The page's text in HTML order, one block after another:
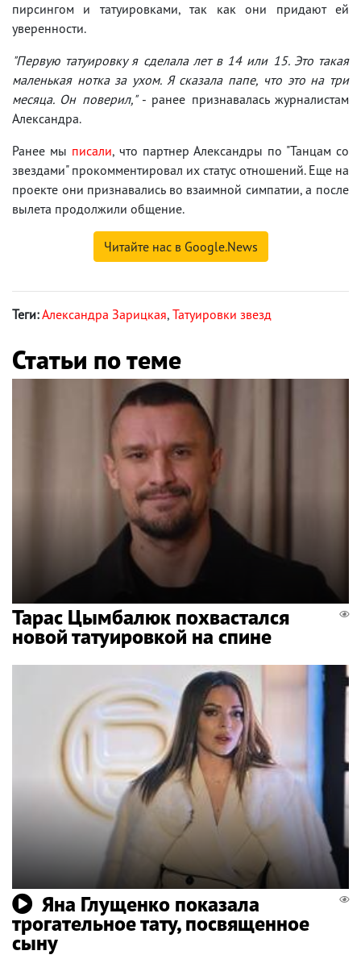
пирсингом и татуировками, так как они придают ей
уверенности.
"Первую татуировку я сделала лет в 14 или 15. Это такая
маленькая нотка за ухом. Я сказала папе, что это на три
месяца. Он поверил," - ранее признавалась журналистам
Александра.
Ранее мы писали, что партнер Александры по "Танцам со
звездами" прокомментировал их статус отношений. Еще на
проекте они признавались во взаимной симпатии, а после
вылета продолжили общение.
Читайте нас в Google.News
Теги:Александра Зарицкая, Татуировки звезд
Статьи по теме
Тарас Цымбалюк похвастался
новой татуировкой на спине
Яна Глущенко показала
трогательное тату, посвященное
сыну